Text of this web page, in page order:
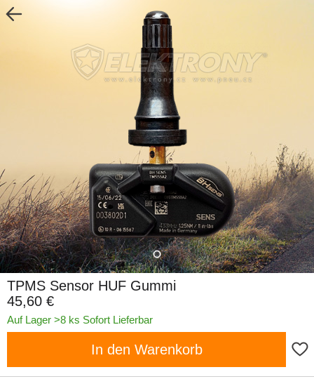
TPMS Sensor HUF Gummi
45,60 €
Auf Lager >8 ks Sofort Lieferbar
In den Warenkorb